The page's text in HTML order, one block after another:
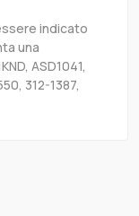
indicato
una
ASD1041,
312-1387,